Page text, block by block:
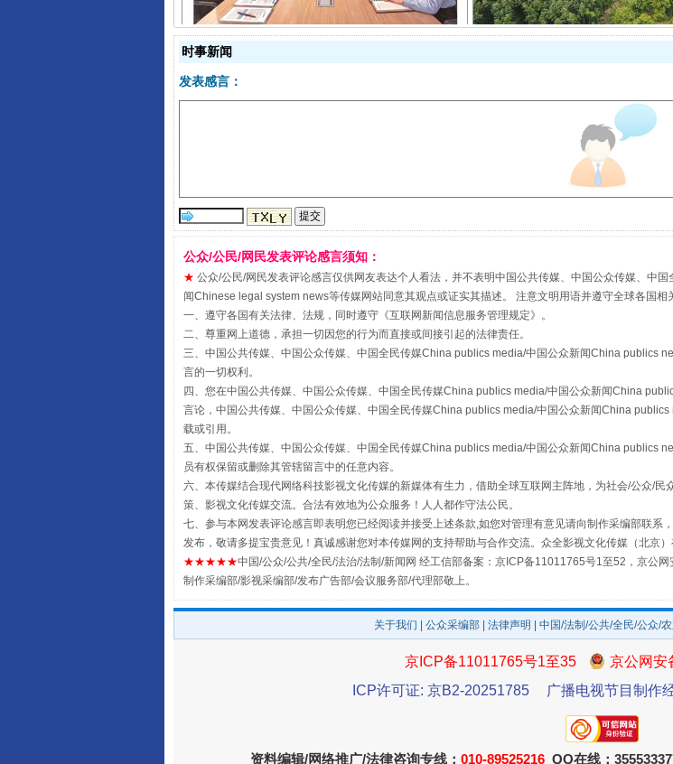
从幼儿园到大学，有这些
全民健身五年计划来了！等你上场 事关残疾人未来5年
规模最大的光氢储一体化
时事新闻
发表感言：
公众/公民/网民发表评论感言须知：
★ 公众/公民/网民发表评论感言仅供网友表达个人看法，并不表明中国公共传媒、中国公众传媒、中
闻Chinese legal system news等传媒网站同意其观点或证实其描述。 注意文明用语并遵守全球各国相
一、遵守各国有关法律、法规，同时遵守《互联网新闻信息服务管理规定》。
二、尊重网上道德，承担一切因您的行为而直接或间接引起的法律责任。
三、中国公共传媒、中国公众传媒、中国全民传媒China publics media/中国公众新闻China publics
言的一切权利。
四、您在中国公共传媒、中国公众传媒、中国全民传媒China publics media/中国公众新闻China
言论，中国公共传媒、中国公众传媒、中国全民传媒China publics media/中国公众新闻China
载或引用。
五、中国公共传媒、中国公众传媒、中国全民传媒China publics media/中国公众新闻China publics
员有权保留或删除其管辖留言中的任意内容。
六、本传媒结合现代网络科技影视文化传媒的新媒体有生力，借助全球互联网主阵地，为社会/公众/
策、影视文化传媒交流。合法有效地为公众服务！人人都作守法公民。
七、参与本网发表评论感言即表明您已经阅读并接受上述条款,如您对管理有意见请向制作采编部联
发布，敬请多提宝贵意见！真诚感谢您对本传媒网的支持帮助与合作交流。众全影视文化传媒（北京
★★★★★中国/公众/公共/全民/法治/法制/新闻网 经工信部备案：京ICP备11011765号1至52，京公网
制作采编部/影视采编部/发布广告部/会议服务部/代理部敬上。
关于我们 公众采编部 法律声明 | 中国/法制/公共/全民/公众/
京ICP备11011765号1至35
京公网安
ICP许可证: 京B2-20251785
广播电视节目制作
资料编辑/网络推广/法律咨询专线： 010-89525216 QQ在线：